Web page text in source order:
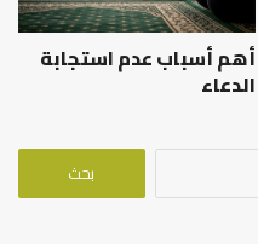
أهم أسباب عدم استجابة
الدعاء
البحث